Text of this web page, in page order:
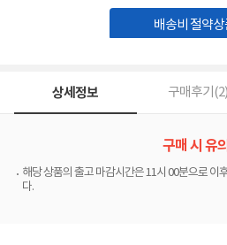
배송비 절약
상세정보 구매후기(2)
구매 시 유
해당 상품의 출고 마감시간은 11시 00분으로 이
다.